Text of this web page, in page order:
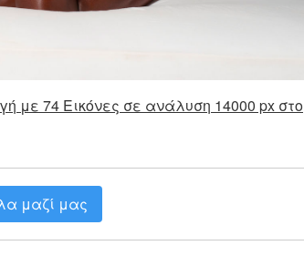
με 74 Εικόνες σε ανάλυση 14000 px στο
μαζί μας